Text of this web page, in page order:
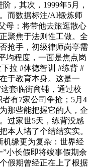
，其次，1999年5月，
而数据标注/AI锻炼师
母：将带他去旅逛散心
聚焦于法则性工做。全
抢手，初级律师岗亭需
均程度，一面是焦点岗
拉 #体德智训 #练背 #
于教育本身。这是一
套临街商铺，通过校
有7家公司争抢；5月4
那些能把握它的人，企
过家世5天，练背没感
本人堵了个结结实实。
机缘更为复杂：世界经
小长假即将竣事假期余
假期曾经正在上了根据